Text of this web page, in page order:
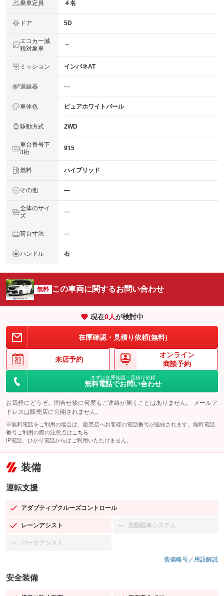
乗車定員 ４名
ドア 5D
エコカー減
税対象車
－
ミッション インパネAT
過給器 ―
車体色 ピュアホワイトパール
駆動方式 2WD
車台番号下
3桁
915
燃料 ハイブリッド
その他 ―
全体のサイ
ズ
―
荷台寸法 ―
ハンドル 右
無料 この車両に関するお問い合わせ
現在0人が検討中
在庫確認・見積り依頼(無料)
来店予約
オンライン
商談予約
まずは在庫確認・見積り依頼
無料電話でお問い合わせ
お気軽にどうぞ。問合せ後に何度もご連絡が届くことはありません。 メールア
ドレスは販売店に公開されません。
※無料電話をご利用の場合は、販売店へお客様の電話番号が通知されます。無料電話
番号ご利用の際の注意点は こちら
IP電話、ひかり電話からはご利用いただけません。
装備
運転支援
アダプティブクルーズコントロール
：装備あり
レーンアシスト
：装備あり 自動駐車システム
：装備なし
パークアシスト
：装備なし
装備略号／用語解説
安全装備